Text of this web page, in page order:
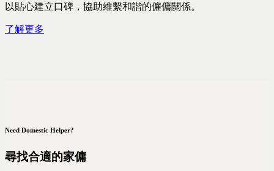
以貼心建立口碑，協助維繫和諧的僱傭關係。
了解更多
Need Domestic Helper?
尋找合適的家傭